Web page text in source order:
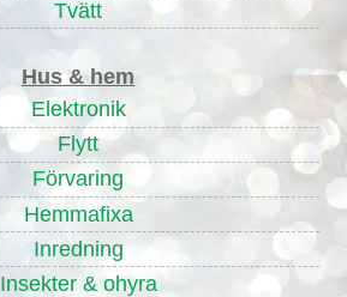
Tvätt
Hus & hem
Elektronik
Flytt
Förvaring
Hemmafixa
Inredning
Insekter & ohyra